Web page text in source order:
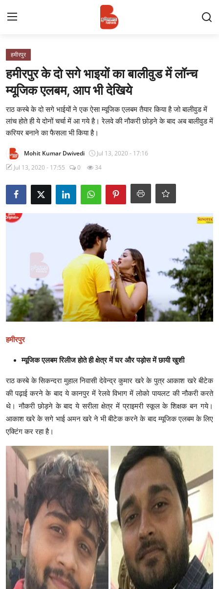
Contact
प्रमुख ख़बर
अपना शहर
राज्य
वीडियो
क्राइम
गैलरी
हमीरपुर
हमीरपुर के दो सगे भाइयों का बालीवुड में लॉन्च
म्यूजिक एलबम, आप भी देखिये
राठ कस्बे के दो सगे भाईयों ने एक ऐसा म्यूजिक एलबम तैयार किया है जो बालीवुड में
लांच होते ही ये दोनों चर्चा में आ गये है। रेलवे की नौकरी छोड़ने के बाद अब बालीवुड में
करियर बनाने का फैसला भी किया है।
Mohit Kumar Dwivedi
Jul 13, 2020 - 17:16
Jul 13, 2020 - 17:55
0 34
हमीरपुर
म्यूजिक एलबम रिलीज होते ही क्षेत्र में घर और पड़ोस में छायी खुशी
राठ कस्बे के सिकन्दरा मुहाल निवासी देवेन्द्र कुमार खरे के पुत्र आकाश खरे बीटेक
की पढ़ाई करने के बाद ये कानपुर में रेलवे विभाग में लोको पायलट की नौकरी करते
थे। नौकरी छोड़ने के बाद ये सरीला क्षेत्र में प्राइमरी स्कूल के शिक्षक बन गये।
आकाश खरे के सगे भाई अमन खरे ने भी बीटेक करने के बाद म्यूजिक एलबम के लिए
एक्टिंग कर रहा है।